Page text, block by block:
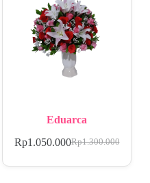
Eduarca
Rp1.300.000
Rp1.050.000